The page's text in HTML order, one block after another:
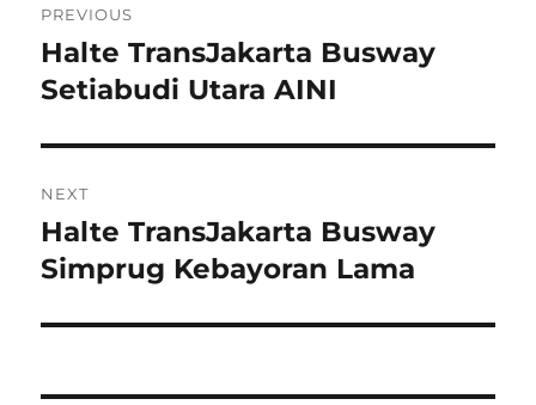
navigation
PREVIOUS
Previous
post:
Halte TransJakarta Busway
Setiabudi Utara AINI
NEXT
Next
post:
Halte TransJakarta Busway
Simprug Kebayoran Lama